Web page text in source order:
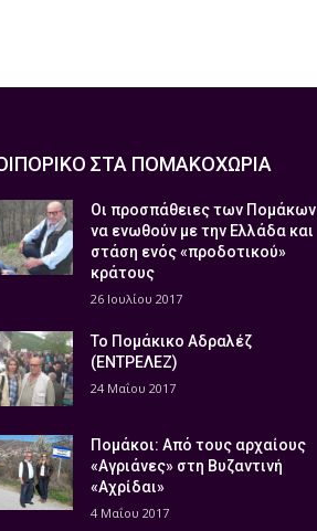
ΣΤΑ ΠΟΜΑΚΟΧΩΡΙΑ
Οι προσπάθειες των Πομάκων
να ενωθούν με την Ελλάδα και
στάση ενός «προδοτικού»
κράτους
26 Ιουλίου 2017
Το Πομάκικο Αδραλέζ
(ΕΝΤΡΕΛΕΖ)
24 Μαΐου 2017
Πομάκοι: Από τους αρχαίους
«Αγριάνες» στη Βυζαντινή
«Αχρίδαι»
4 Μαΐου 2017